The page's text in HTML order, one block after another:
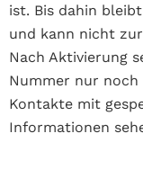
ist. Bis dahin
und kann nicht
Nach Aktivierung
Nummer nur noch
Kontakte mit
Informationen